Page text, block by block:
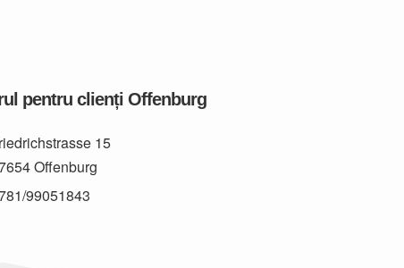
pentru clienți Offenburg
15
Offenburg
99051843